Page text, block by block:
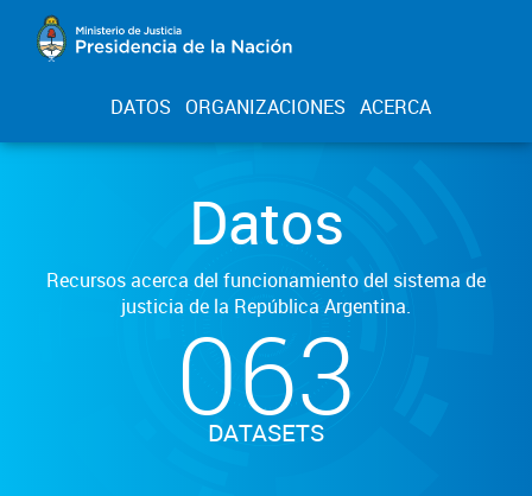
DATOS ORGANIZACIONES ACERCA
Datos
Recursos acerca del funcionamiento del sistema de
justicia de la República Argentina.
063
DATASETS